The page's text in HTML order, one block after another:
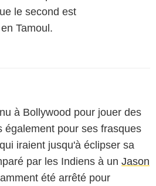
le second est
Tamoul.
à Bollywood pour jouer des
également pour ses frasques
iraient jusqu'à éclipser sa
par les Indiens à un Jason
été arrêté pour